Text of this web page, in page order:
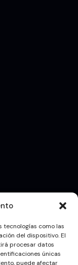
tecnologías como las
del dispositivo. El
procesar datos
únicas
puede afectar